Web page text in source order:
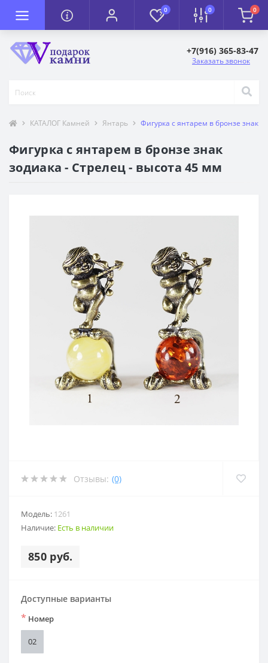
0 0 0
+7(916) 365-83-47
Заказать звонок
КАТАЛОГ Камней Янтарь Фигурка с янтарем в бронзе знак
Фигурка с янтарем в бронзе знак
зодиака - Стрелец - высота 45 мм
Отзывы: (0)
Модель: 1261
Наличие: Есть в наличии
850 руб.
Доступные варианты
* Номер
02